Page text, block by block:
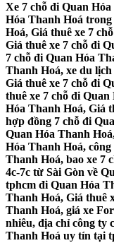
Xe 7 chỗ đi Quan
Hóa Thanh Hoá trong
Hoá, Giá thuê xe 7
Giá thuê xe 7 chỗ đi
7 chỗ đi Quan Hóa
Thanh Hoá, xe du
Giá thuê xe 7 chỗ đi
thuê xe 7 chỗ đi
Hóa Thanh Hoá, Giá
hợp đồng 7 chỗ đi
Quan Hóa Thanh
Hóa Thanh Hoá,
Thanh Hoá, bao xe 7
4c-7c từ Sài Gòn về
tphcm đi Quan Hóa
Thanh Hoá, Giá thuê
Thanh Hoá, giá xe
nhiêu, địa chỉ công ty
Thanh Hoá uy tín tại